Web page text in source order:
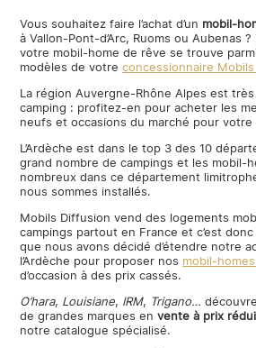
Vous souhaitez faire l’achat d’un mobil-
à Vallon-Pont-d’Arc, Ruoms ou Aubenas
votre mobil-home de rêve se trouve
modèles de votreconcessionnaire
La région Auvergne-Rhône Alpes est
camping : profitez-en pour acheter les
neufs et occasions du marché pour votre
L’Ardèche est dans le top 3 des 10
grand nombre de campings et les mobil-
nombreux dans ce département
nous sommes installés.
Mobils Diffusion vend des logements
campings partout en France et c’est
que nous avons décidé d’étendre notre
l’Ardèche pour proposer nos mobil-
d’occasion à des prix cassés.
O’hara, Louisiane, IRM, Trigano…
de grandes marques envente à prix
notre catalogue spécialisé.